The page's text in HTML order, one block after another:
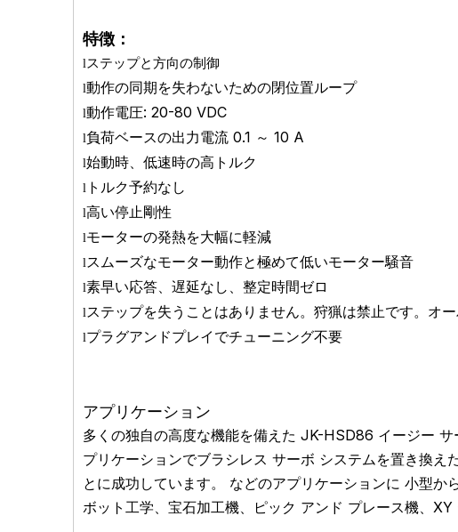
特徴：
lステップと方向の制御
l動作の同期を失わないための閉位置ループ
l動作電圧: 20-80 VDC
l負荷ベースの出力電流 0.1 ～ 10 A
l始動時、低速時の高トルク
l トルク予約なし
l高い停止剛性
lモーターの発熱を大幅に軽減
lスムーズなモーター動作と極めて低いモーター騒音
l素早い応答、遅延なし、整定時間ゼロ
lステップを失うことはありません。狩猟は禁止です。オ
lプラグアンドプレイでチューニング不要
アプリケーション
多くの独自の高度な機能を備えた JK-HSD86 イージー
プリケーションでブラシレス サーボ システムを置き換え
とに成功しています。
などのアプリケーションに 小型か
ボット工学、宝石加工機、ピック アンド プレース機、XY